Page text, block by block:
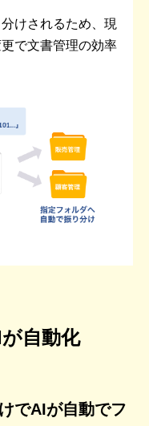
けされるため、現
で文書管理の効率
自動化
でAIが自動でフ